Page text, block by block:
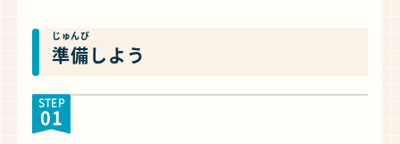
準備
じゅんび
しよう
STEP
01